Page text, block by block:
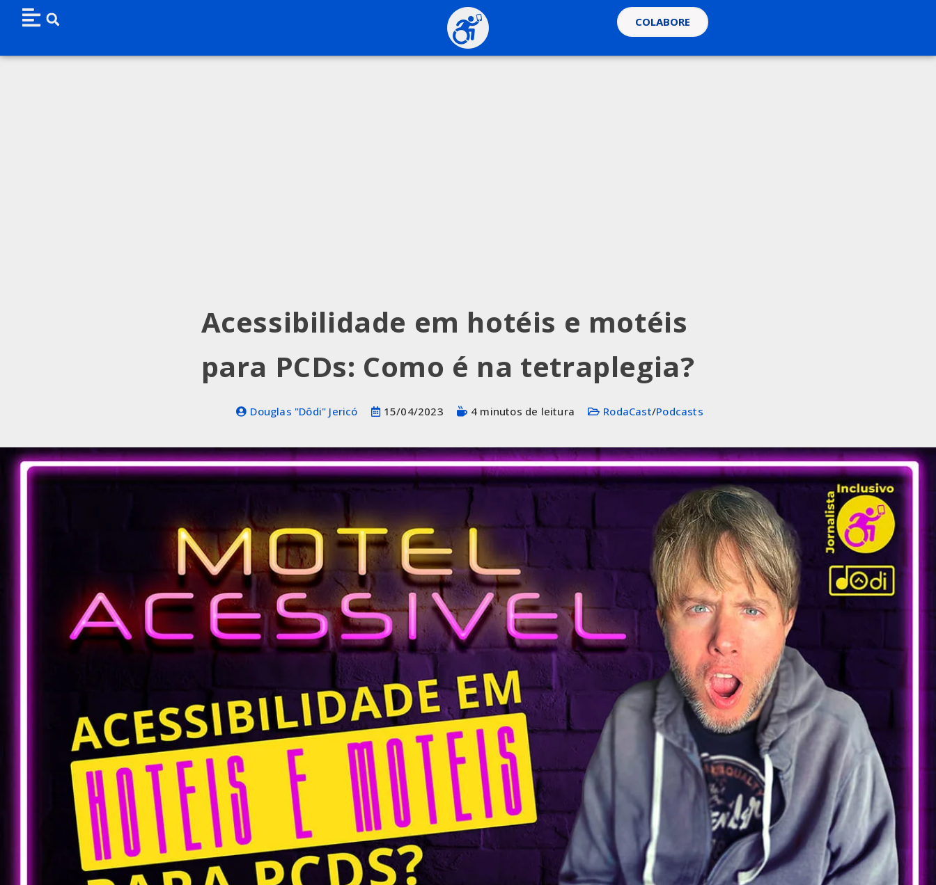
COLABORE
Acessibilidade em hotéis e motéis
para PCDs: Como é na tetraplegia?
Douglas "Dôdi" Jericó 15/04/2023 4 minutos de leitura RodaCast/Podcasts